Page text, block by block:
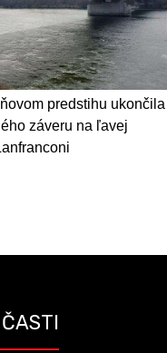
predstihu ukončila
záveru na ľavej